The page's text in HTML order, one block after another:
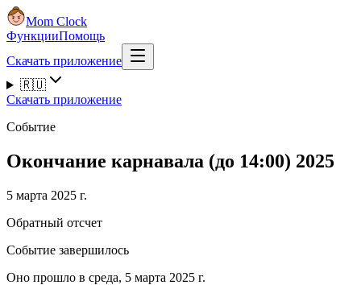
Mom Clock
ФункцииПомощь
Скачать приложение
🇷🇺
Скачать приложение
Событие
Окончание карнавала (до 14:00) 2025
5 марта 2025 г.
Обратный отсчет
Событие завершилось
Оно прошло в среда, 5 марта 2025 г.